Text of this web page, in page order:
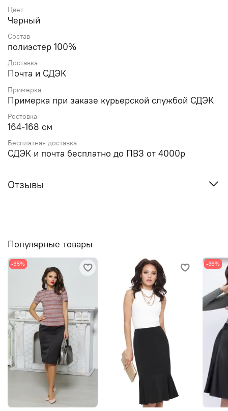
Цвет
Черный
Состав
полиэстер 100%
Доставка
Почта и СДЭК
Примерка
Примерка при заказе курьерской службой СДЭК
Ростовка
164-168 см
Бесплатная доставка
СДЭК и почта бесплатно до ПВЗ от 4000р
Отзывы
Популярные товары
-65% -36%